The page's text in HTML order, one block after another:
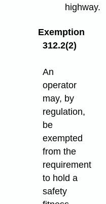
highway.
Exemption
312.2(2)
An
operator
may, by
regulation,
be
exempted
from the
requirement
to hold a
safety